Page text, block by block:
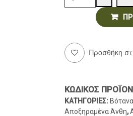
Προσθήκη
ΚΩΔΙΚΌΣ
ΚΑΤΗΓΟΡΊΕΣ: Βότανα
Αποξηραμένα Άνθη,